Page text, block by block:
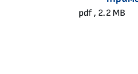
pdf , 2.2 MB